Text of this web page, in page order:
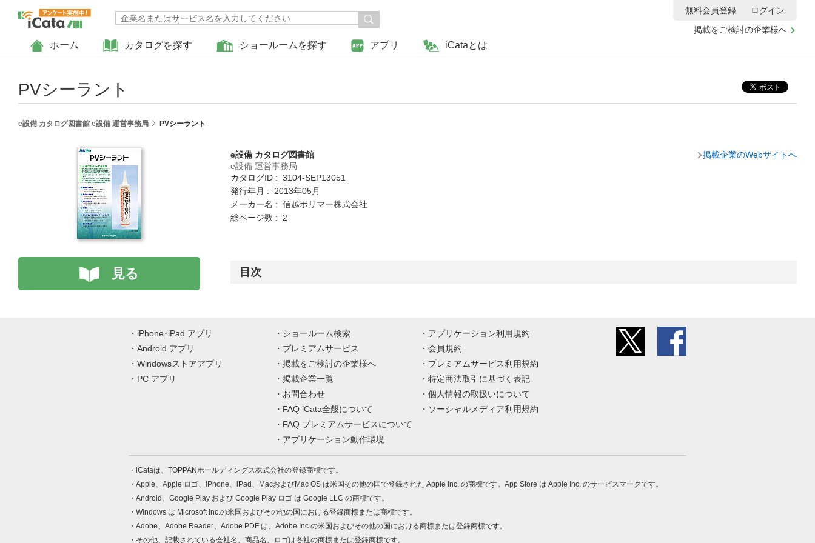
ホーム カタログを探す ショールームを探す アプリ iCataとは
掲載をご検討の企業様へ
無料会員登録 ログイン
PVシーラント
e設備 カタログ図書館 e設備 運営事務局 PVシーラント
見る
e設備 カタログ図書館
e設備 運営事務局
カタログID : 3104-SEP13051
発行年月 : 2013年05月
メーカー名 : 信越ポリマー株式会社
総ページ数 : 2
掲載企業のWebサイトへ
目次
iPhone･iPad アプリ
Android アプリ
Windowsストアアプリ
PC アプリ
ショールーム検索
プレミアムサービス
掲載をご検討の企業様へ
掲載企業一覧
お問合わせ
FAQ iCata全般について
FAQ プレミアムサービスについて
アプリケーション動作環境
アプリケーション利用規約
会員規約
プレミアムサービス利用規約
特定商法取引に基づく表記
個人情報の取扱いについて
ソーシャルメディア利用規約
iCataは、TOPPANホールディングス株式会社の登録商標です。
Apple、Apple ロゴ、iPhone、iPad、MacおよびMac OS は米国その他の国で登録された Apple Inc. の商標です。App Store は Apple Inc. のサービスマークです。
Android、Google Play および Google Play ロゴ は Google LLC の商標です。
Windows は Microsoft Inc.の米国およびその他の国における登録商標または商標です。
Adobe、Adobe Reader、Adobe PDF は、Adobe Inc.の米国およびその他の国における商標または登録商標です。
その他、記載されている会社名、商品名、ロゴは各社の商標または登録商標です。